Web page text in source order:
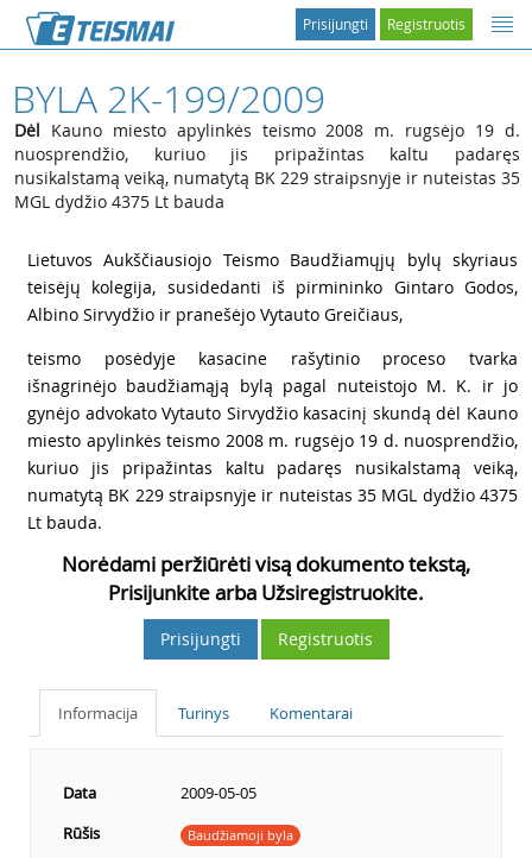
Registruotis
Prisijungti
BYLA 2K-199/2009
Dėl Kauno miesto apylinkės teismo 2008 m. rugsėjo 19 d.
nuosprendžio, kuriuo jis pripažintas kaltu padaręs
nusikalstamą veiką, numatytą BK 229 straipsnyje ir nuteistas 35
MGL dydžio 4375 Lt bauda
Lietuvos Aukščiausiojo Teismo Baudžiamųjų bylų skyriaus
teisėjų kolegija, susidedanti iš pirmininko Gintaro Godos,
Albino Sirvydžio ir pranešėjo Vytauto Greičiaus,
teismo posėdyje kasacine rašytinio proceso tvarka
išnagrinėjo baudžiamąją bylą pagal nuteistojo M. K. ir jo
gynėjo advokato Vytauto Sirvydžio kasacinį skundą dėl Kauno
miesto apylinkės teismo 2008 m. rugsėjo 19 d. nuosprendžio,
kuriuo jis pripažintas kaltu padaręs nusikalstamą veiką,
numatytą BK 229 straipsnyje ir nuteistas 35 MGL dydžio 4375
Lt bauda.
Norėdami peržiūrėti visą dokumento tekstą,
Prisijunkite arba Užsiregistruokite.
Prisijungti Registruotis
Informacija Turinys Komentarai
Data
2009-05-05
Rūšis
Baudžiamoji byla